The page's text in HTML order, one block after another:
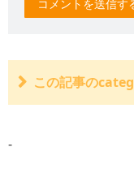
この記事の
-